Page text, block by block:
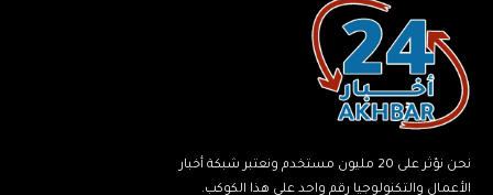
نحن نؤثر على 20 مليون مستخدم ونعتبر شبكة أخبار
الأعمال والتكنولوجيا رقم واحد على هذا الكوكب.